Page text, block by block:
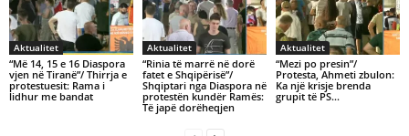
Aktualitet
“Më 14, 15 e 16 Diaspora
vjen në Tiranë”/ Thirrja e
protestuesit: Rama i
lidhur me bandat
Aktualitet
“Rinia të marrë në dorë
fatet e Shqipërisë”/
Shqiptari nga Diaspora në
protestën kundër Ramës:
Të japë dorëheqjen
Aktualitet
“Mezi po presin”/
Protesta, Ahmeti zbulon:
Ka një krisje brenda
grupit të PS…